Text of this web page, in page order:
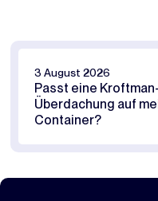
3 August 2026
Passt eine Kroftman-
Überdachung auf
Container?